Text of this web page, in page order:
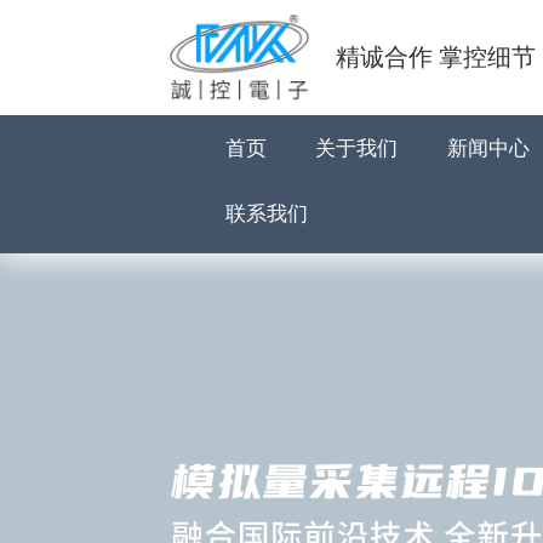
精诚合作 掌控细节
首页 关于我们 新闻中心
联系我们